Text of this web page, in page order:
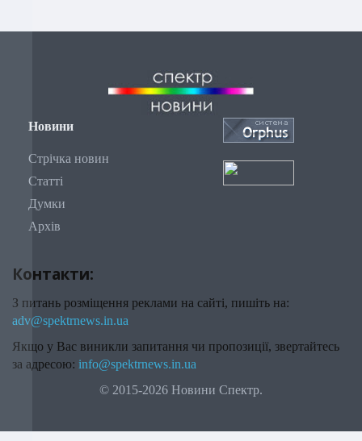
Новини
Стрічка новин
Статті
Думки
Архів
Контакти:
З питань розміщення реклами на сайті, пишіть на:
adv@spektrnews.in.ua
Якщо у Вас виникли запитання чи пропозиції, звертайтесь
за адресою: info@spektrnews.in.ua
© 2015-2026 Новини Спектр.